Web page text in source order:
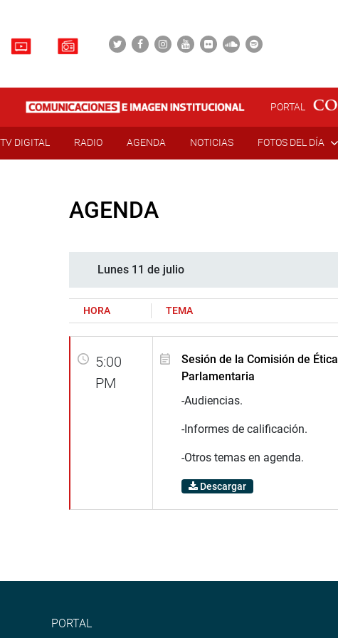
PORTAL
TV DIGITAL RADIO AGENDA NOTICIAS FOTOS DEL DÍA
AGENDA
Lunes 11 de julio
HORA TEMA
5:00
PM
Sesión de la Comisión de Ética
Parlamentaria
-Audiencias.
-Informes de calificación.
-Otros temas en agenda.
Descargar
PORTAL